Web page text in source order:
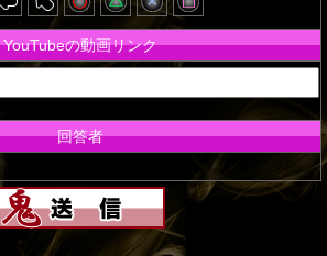
YouTubeの動画リンク
回答者